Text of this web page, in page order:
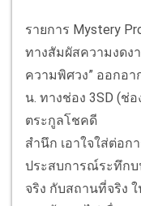
รายการ Mystery
ทางสัมผัสความงดง
ความพิศวง” ออกอา
น. ทางช่อง 3SD (ช่อ
ตระกูลโชคดี
เป็น
สำนึก เอาใจใส่ต่อก
ประสบการณ์ระทึกบ
จริง กับสถานที่จริง